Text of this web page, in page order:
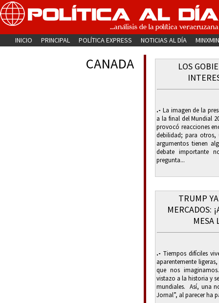
INICIO PRINCIPAL POLÍTICA EXPRESS NOTICIAS AL DÍA
CANADA
LOS
.- La imagen de la
a la final del Mundial
provocó reacciones
debilidad; para
argumentos tienen
debate importante
pregunta...
TRUMP
MERCADOS:
MESA
.- Tiempos difíciles
aparentemente
que nos
vistazo a la historia y
mundiales. Así, una
Jornal”, al parecer ha